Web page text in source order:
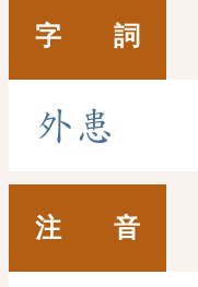
字 詞
外 患
注 音